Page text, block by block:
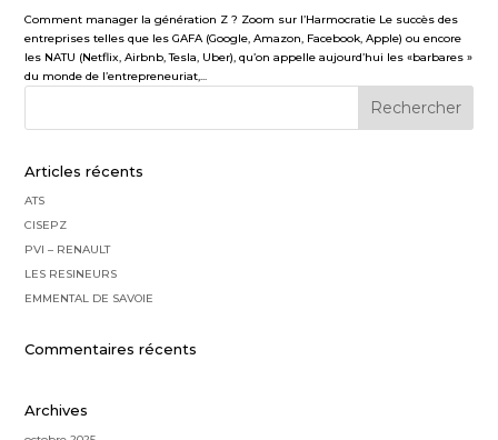
Comment manager la génération Z ? Zoom sur l’Harmocratie Le succès des
entreprises telles que les GAFA (Google, Amazon, Facebook, Apple) ou encore
les NATU (Netflix, Airbnb, Tesla, Uber), qu’on appelle aujourd’hui les «barbares »
du monde de l’entrepreneuriat,...
Articles récents
ATS
CISEPZ
PVI – RENAULT
LES RESINEURS
EMMENTAL DE SAVOIE
Commentaires récents
Archives